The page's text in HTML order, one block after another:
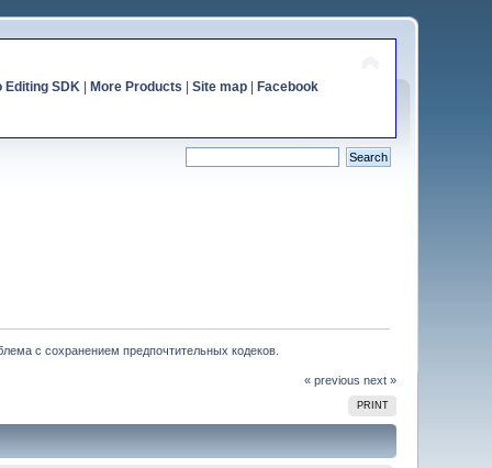
Editing SDK| More Products Site map| Facebook
с сохранением предпочтительных кодеков.
« previous next »
PRINT